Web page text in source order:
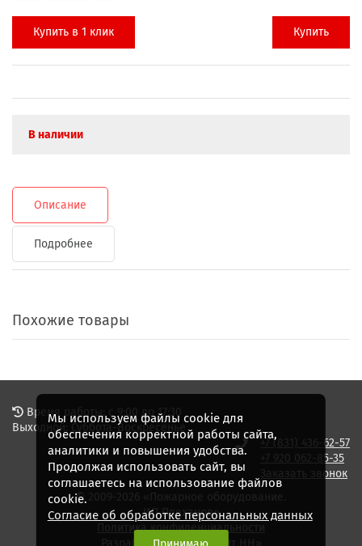
Купить в 1 клик Купить
В наличии
Описание
Подробнее
Похожие товары
© 2009-2026 «Пожарное оборудование.
ИП Плеханов»
Политика конфиденциальности
Время работы: с 9:00 до 17:30
Выходной: Суббота-Воскресенье
+7 (831) 436-62-57
+7 920 062-85-35
Заказать звонок
Разработка сайта - «
Мы используем файлы cookie для
обеспечения корректной работы сайта,
аналитики и повышения удобства.
Продолжая использовать сайт, вы
соглашаетесь на использование файлов
cookie.
Согласие об обработке персональных данных